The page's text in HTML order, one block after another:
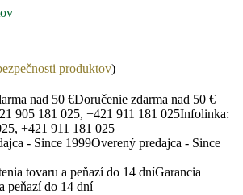
produktov)
Doručenie zdarma nad 50 €
Infolinka:
+421 911 181 025
Overený predajca - Since
Garancia
peňazí do 14 dní